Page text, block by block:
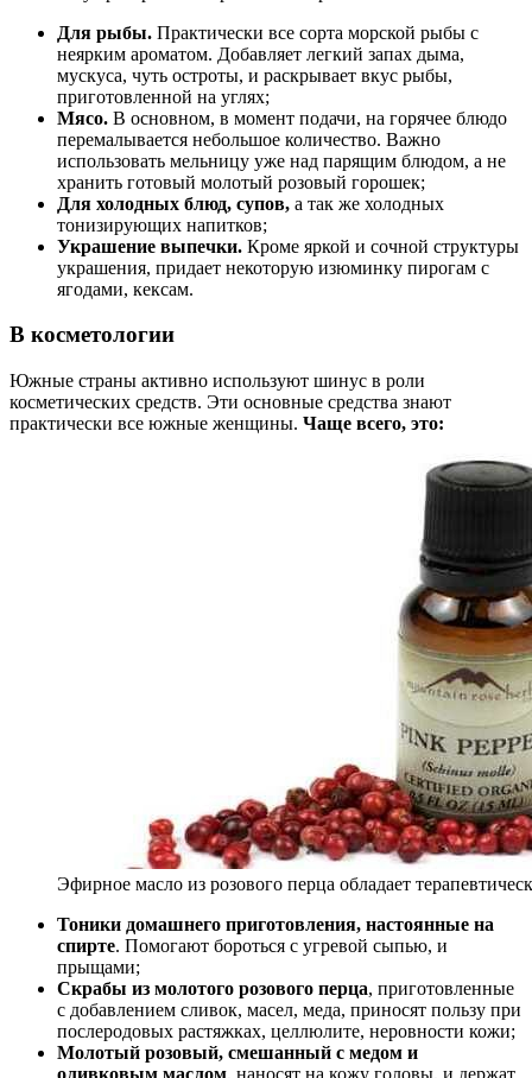
Для рыбы. Практически все сорта морской рыбы с
неярким ароматом. Добавляет легкий запах дыма,
мускуса, чуть остроты, и раскрывает вкус рыбы,
приготовленной на углях;
Мясо. В основном, в момент подачи, на горячее блюдо
перемалывается небольшое количество. Важно
использовать мельницу уже над парящим блюдом, а не
хранить готовый молотый розовый горошек;
Для холодных блюд, супов, а так же холодных
тонизирующих напитков;
Украшение выпечки. Кроме яркой и сочной структуры
украшения, придает некоторую изюминку пирогам с
ягодами, кексам.
В косметологии
Южные страны активно используют шинус в роли
косметических средств. Эти основные средства знают
практически все южные женщины. Чаще всего, это:
Эфирное масло из розового перца обладает
Тоники домашнего приготовления, настоянные на
спирте. Помогают бороться с угревой сыпью, и
прыщами;
Скрабы из молотого розового перца, приготовленные
с добавлением сливок, масел, меда, приносят пользу при
послеродовых растяжках, целлюлите, неровности кожи;
Молотый розовый, смешанный с медом и
оливковым маслом, наносят на кожу головы, и держат